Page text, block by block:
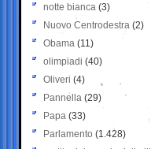
notte bianca (3)
Nuovo Centrodestra (2)
Obama (11)
olimpiadi (40)
Oliveri (4)
Pannella (29)
Papa (33)
Parlamento (1.428)